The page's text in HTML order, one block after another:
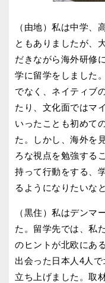
（由地）私は中学、
ともありましたが、
だきながら海外研修
学に留学をしました
でなく、ネイティブ
たり、文化面ではマ
いったことも初めて
た。しかし、海外を
ろな視点を勉強する
持って行動をする、
るようになりたいな
（黒住）私はデンマ
た。留学先では、私
のヒントが北欧にあ
出会った日本人4人
立ち上げました。取